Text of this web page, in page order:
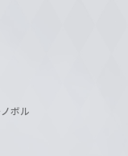
ボル